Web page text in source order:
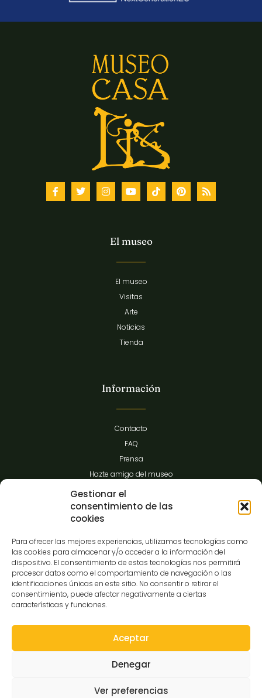
Gestionar el
consentimiento de las
cookies
Para ofrecer las mejores experiencias, utilizamos tecnologías como
las cookies para almacenar y/o acceder a la información del
dispositivo. El consentimiento de estas tecnologías nos permitirá
procesar datos como el comportamiento de navegación o las
identificaciones únicas en este sitio. No consentir o retirar el
consentimiento, puede afectar negativamente a ciertas
características y funciones.
Aceptar
Denegar
Ver preferencias
El museo
El museo
Visitas
Arte
Noticias
Tienda
Información
Contacto
FAQ
Prensa
Hazte amigo del museo
Transparencia
C/Gibraltar,14
37008-Salamanca